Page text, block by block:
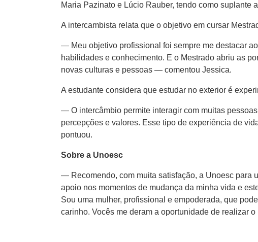
Maria Pazinato e Lúcio Rauber, tendo como suplante
A intercambista relata que o objetivo em cursar
— Meu objetivo profissional foi sempre me destacar
habilidades e conhecimento. E o Mestrado abriu as
novas culturas e pessoas — comentou Jessica.
A estudante considera que estudar no exterior é
— O intercâmbio permite interagir com muitas
percepções e valores. Esse tipo de experiência de
pontuou.
Sobre a Unoesc
— Recomendo, com muita satisfação, a Unoesc para
apoio nos momentos de mudança da minha vida e
Sou uma mulher, profissional e empoderada, que
carinho. Vocês me deram a oportunidade de realizar